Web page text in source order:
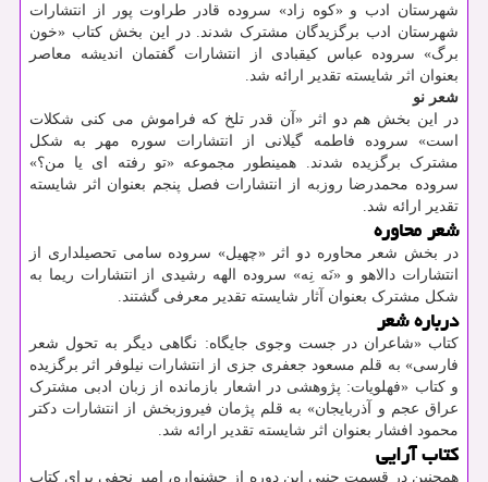
شهرستان ادب و «کوه زاد» سروده قادر طراوت پور از انتشارات
شهرستان ادب برگزیدگان مشترک شدند. در این بخش کتاب «خون
برگ» سروده عباس کیقبادی از انتشارات گفتمان اندیشه معاصر
بعنوان اثر شایسته تقدیر ارائه شد.
شعر نو
در این بخش هم دو اثر «آن قدر تلخ که فراموش می کنی شکلات
است» سروده فاطمه گیلانی از انتشارات سوره مهر به شکل
مشترک برگزیده شدند. همینطور مجموعه «تو رفته ای یا من؟»
سروده محمدرضا روزبه از انتشارات فصل پنجم بعنوان اثر شایسته
تقدیر ارائه شد.
شعر محاوره
در بخش شعر محاوره دو اثر «چهیل» سروده سامی تحصیلداری از
انتشارات دالاهو و «نَه نِه» سروده الهه رشیدی از انتشارات ریما به
شکل مشترک بعنوان آثار شایسته تقدیر معرفی گشتند.
درباره شعر
کتاب «شاعران در جست وجوی جایگاه: نگاهی دیگر به تحول شعر
فارسی» به قلم مسعود جعفری جزی از انتشارات نیلوفر اثر برگزیده
و کتاب «فهلویات: پژوهشی در اشعار بازمانده از زبان ادبی مشترک
عراق عجم و آذربایجان» به قلم پژمان فیروزبخش از انتشارات دکتر
محمود افشار بعنوان اثر شایسته تقدیر ارائه شد.
کتاب آرایی
همچنین در قسمت جنبی این دوره از جشنواره، امیر نجفی برای کتاب